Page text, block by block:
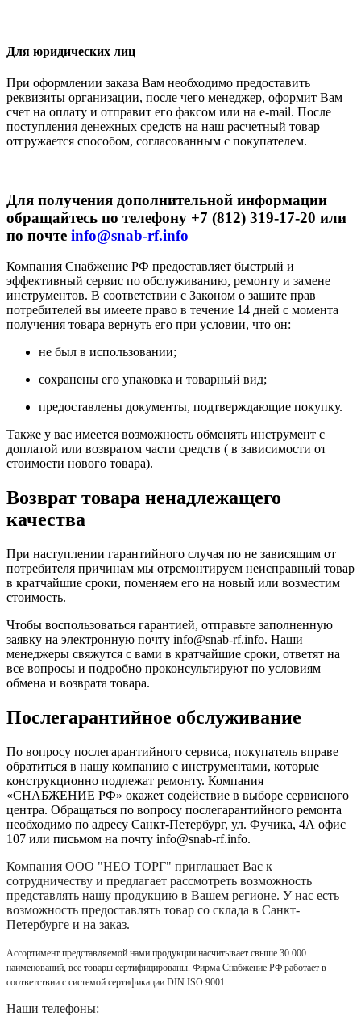
Для юридических лиц
При оформлении заказа Вам необходимо предоставить
реквизиты организации, после чего менеджер, оформит Вам
счет на оплату и отправит его факсом или на e-mail. После
поступления денежных средств на наш расчетный товар
отгружается способом, согласованным с покупателем.
Для получения дополнительной информации
обращайтесь по телефону +7 (812) 319-17-20 или
по почте info@snab-rf.info
Компания Снабжение РФ предоставляет быстрый и
эффективный сервис по обслуживанию, ремонту и замене
инструментов. В соответствии с Законом о защите прав
потребителей вы имеете право в течение 14 дней с момента
получения товара вернуть его при условии, что он:
не был в использовании;
сохранены его упаковка и товарный вид;
предоставлены документы, подтверждающие покупку.
Также у вас имеется возможность обменять инструмент с
доплатой или возвратом части средств ( в зависимости от
стоимости нового товара).
Возврат товара ненадлежащего
качества
При наступлении гарантийного случая по не зависящим от
потребителя причинам мы отремонтируем неисправный товар
в кратчайшие сроки, поменяем его на новый или возместим
стоимость.
Чтобы воспользоваться гарантией, отправьте заполненную
заявку на электронную почту info@snab-rf.info. Наши
менеджеры свяжутся с вами в кратчайшие сроки, ответят на
все вопросы и подробно проконсультируют по условиям
обмена и возврата товара.
Послегарантийное обслуживание
По вопросу послегарантийного сервиса, покупатель вправе
обратиться в нашу компанию с инструментами, которые
конструкционно подлежат ремонту. Компания
«СНАБЖЕНИЕ РФ» окажет содействие в выборе сервисного
центра. Обращаться по вопросу послегарантийного ремонта
необходимо по адресу Санкт-Петербург, ул. Фучика, 4А офис
107 или письмом на почту info@snab-rf.info.
Компания ООО "НЕО ТОРГ" приглашает Вас к
сотрудничеству и предлагает рассмотреть возможность
представлять нашу продукцию в Вашем регионе. У нас есть
возможность предоставлять товар со склада в Санкт-
Петербурге и на заказ.
Ассортимент представляемой нами продукции насчитывает свыше 30 000
наименований, все товары сертифицированы. Фирма Снабжение РФ работает в
соответствии с системой сертификации DIN ISO 9001.
Наши телефоны: